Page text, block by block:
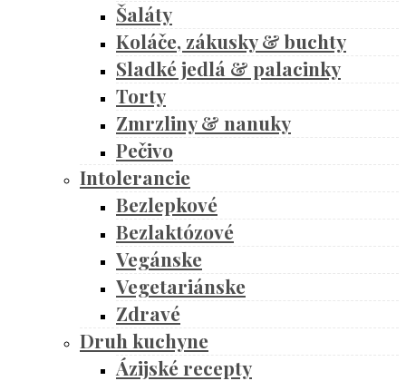
Šaláty
Koláče, zákusky & buchty
Sladké jedlá & palacinky
Torty
Zmrzliny & nanuky
Pečivo
Intolerancie
Bezlepkové
Bezlaktózové
Vegánske
Vegetariánske
Zdravé
Druh kuchyne
Ázijské recepty